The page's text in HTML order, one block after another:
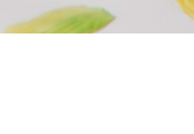
열린음악회
반포동)
3호차(방배·